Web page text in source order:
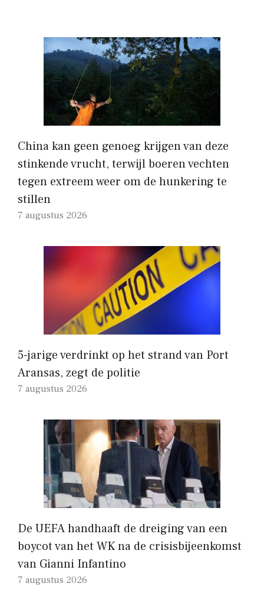
China kan geen genoeg krijgen van deze
stinkende vrucht, terwijl boeren vechten
tegen extreem weer om de hunkering te
stillen
7 augustus 2026
5-jarige verdrinkt op het strand van Port
Aransas, zegt de politie
7 augustus 2026
De UEFA handhaaft de dreiging van een
boycot van het WK na de crisisbijeenkomst
van Gianni Infantino
7 augustus 2026